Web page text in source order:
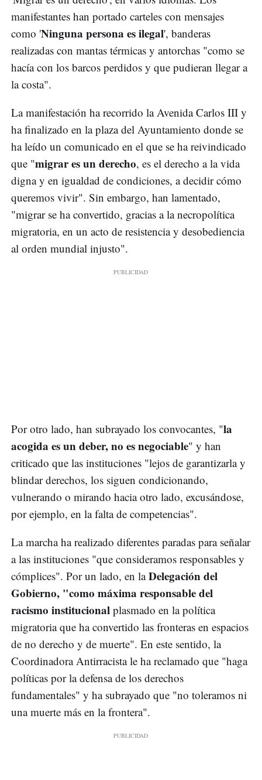
manifestantes han portado carteles con mensajes
como 'Ninguna persona es ilegal', banderas
realizadas con mantas térmicas y antorchas "como se
hacía con los barcos perdidos y que pudieran llegar a
la costa".
La manifestación ha recorrido la Avenida Carlos III y
ha finalizado en la plaza del Ayuntamiento donde se
ha leído un comunicado en el que se ha reivindicado
que "migrar es un derecho, es el derecho a la vida
digna y en igualdad de condiciones, a decidir cómo
queremos vivir". Sin embargo, han lamentado,
"migrar se ha convertido, gracias a la necropolítica
migratoria, en un acto de resistencia y desobediencia
al orden mundial injusto".
Por otro lado, han subrayado los convocantes, "la
acogida es un deber, no es negociable" y han
criticado que las instituciones "lejos de garantizarla y
blindar derechos, los siguen condicionando,
vulnerando o mirando hacia otro lado, excusándose,
por ejemplo, en la falta de competencias".
La marcha ha realizado diferentes paradas para señalar
a las instituciones "que consideramos responsables y
cómplices". Por un lado, en laDelegación del
Gobierno, "como máxima responsable del
racismo institucional plasmado en la política
migratoria que ha convertido las fronteras en espacios
de no derecho y de muerte". En este sentido, la
Coordinadora Antirracista le ha reclamado que "haga
políticas por la defensa de los derechos
fundamentales" y ha subrayado que "no toleramos ni
una muerte más en la frontera".